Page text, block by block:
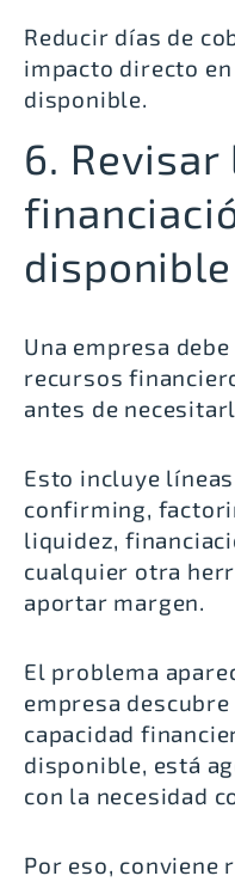
Reducir días de
impacto directo
disponible.
6. Revisar
disponible
Una empresa
recursos
antes de
Esto incluye
confirming,
liquidez,
cualquier otra
aportar margen.
El problema
empresa
capacidad
disponible, está
con la necesidad
Por eso, conviene